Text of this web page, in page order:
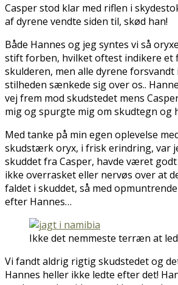
Casper stod klar med riflen i
af dyrene vendte siden til, skød han!
Både Hannes og jeg syntes vi så
stift forben, hvilket oftest indikere
skulderen, men alle dyrene
stilheden sænkede sig over os..
vej frem mod skudstedet mens
mig og spurgte mig om skudtegn og
Med tanke på min egen oplevelse
skudstærk oryx, i frisk erindring, var
skuddet fra Casper, havde været godt
ikke overrasket eller nervøs over at
faldet i skuddet, så med
efter Hannes…
Ikke det nemmeste terræn at
Vi fandt aldrig rigtig skudstedet og
Hannes heller ikke ledte efter det!